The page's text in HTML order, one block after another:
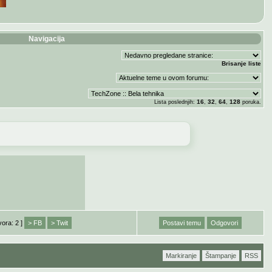
Navigacija
Brisanje liste
Lista poslednjih: 16, 32 64, 128poruka.
2 ] > FB > Twit Postavi temu Odgovori
Markiranje Štampanje RSS